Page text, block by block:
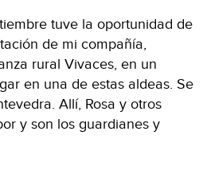
tuve la oportunidad de
de mi compañía,
rural Vivaces, en un
en una de estas aldeas. Se
Allí, Rosa y otros
y son los guardianes y